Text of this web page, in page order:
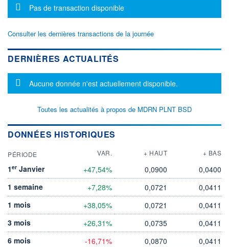
Message d'information
Pas de transaction disponible
Consulter les dernières transactions de la journée
DERNIÈRES ACTUALITÉS
Message d'information
Aucune donnée n'est actuellement disponible.
Toutes les actualités à propos de MDRN PLNT BSD
DONNÉES HISTORIQUES
PÉRIODE VAR. + HAUT + BAS
1er Janvier +47,54% 0,0900
0,0400
1 semaine
+7,28% 0,0721
0,0411
1 mois
+38,05% 0,0721
0,0411
3 mois
+26,31% 0,0735
0,0411
6 mois
-16,71% 0,0870
0,0411